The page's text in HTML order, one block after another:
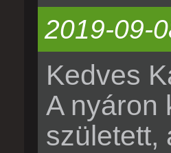
2019-09-
Kedves
A nyáron
született,